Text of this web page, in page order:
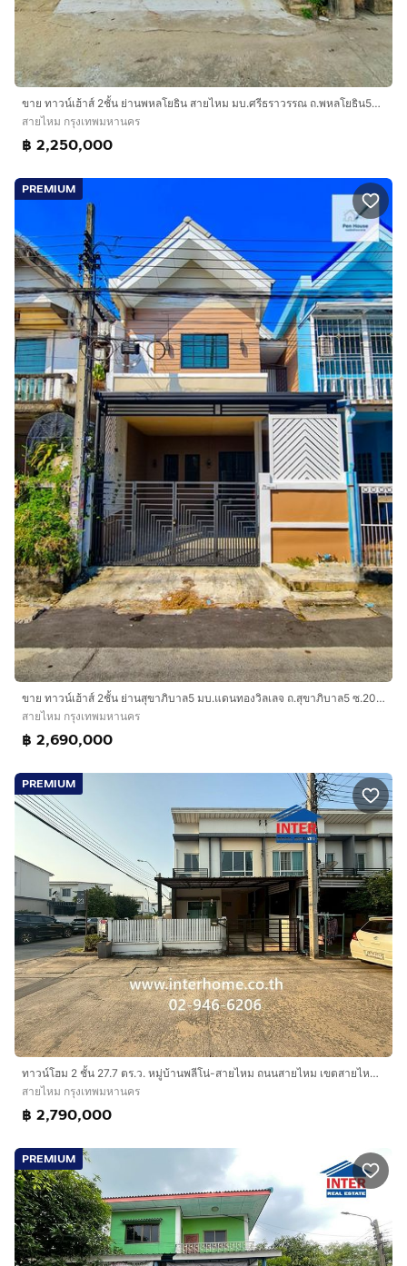
ขาย ทาวน์เฮ้าส์ 2ชั้น ย่านพหลโยธิน สายไหม มบ.ศรีธราวรรณ ถ.พหลโยธิน54 1 แยก4 รีโนเวทใหม่ ต่อเติมเต็ม พร้อมอยู่
สายไหม กรุงเทพมหานคร
฿ 2,250,000
PREMIUM
ขาย ทาวน์เฮ้าส์ 2ชั้น ย่านสุขาภิบาล5 มบ.แดนทองวิลเลจ ถ.สุขาภิบาล5 ซ.20 สายไหม เทพรักษ์ เดินทางง่าย เชื่อมต่อถนนหลายสาย
สายไหม กรุงเทพมหานคร
฿ 2,690,000
PREMIUM
ทาวน์โฮม 2 ชั้น 27.7 ตร.ว. หมู่บ้านพลีโน่-สายไหม ถนนสายไหม เขตสายไหม กรุงเทพมหานคร
สายไหม กรุงเทพมหานคร
฿ 2,790,000
PREMIUM